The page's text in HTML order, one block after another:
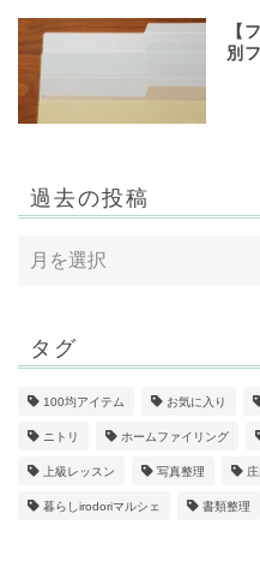
【
別
過去の投稿
タグ
100均アイテム お気に入り
ニトリ ホームファイリング
上級レッスン 写真整理
暮らしirodoriマルシェ 書類整理